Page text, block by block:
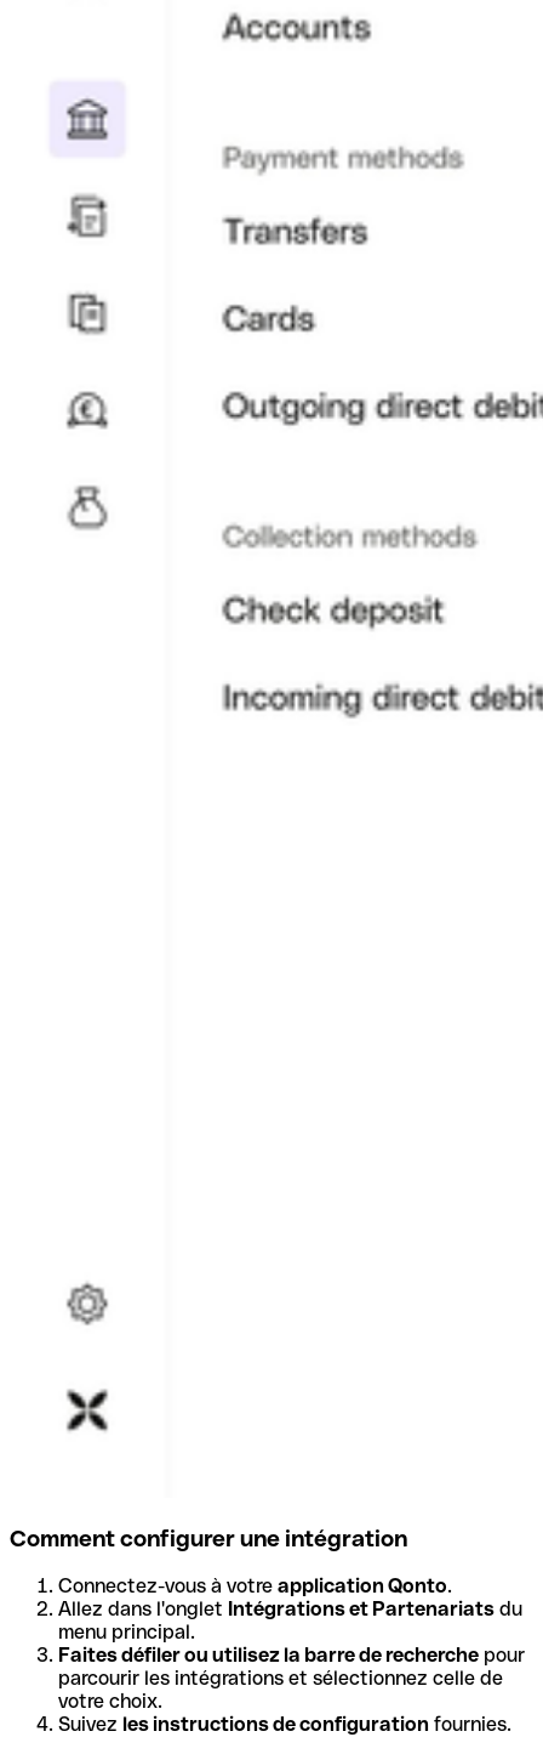
Comment configurer une intégration
Connectez-vous à votre application Qonto.
Allez dans l'onglet Intégrations et Partenariats du
menu principal.
Faites défiler ou utilisez la barre de recherche pour
parcourir les intégrations et sélectionnez celle de
votre choix.
Suivez les instructions de configuration fournies.